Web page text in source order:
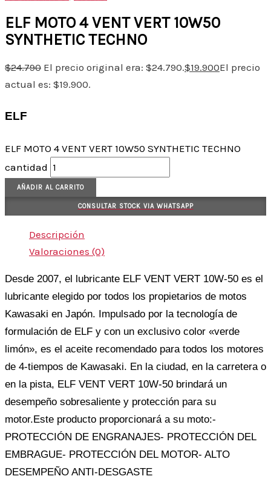
ELF MOTO 4 VENT VERT 10W50
SYNTHETIC TECHNO
$24.790 El precio original era: $24.790.$19.900El precio
actual es: $19.900.
ELF
ELF MOTO 4 VENT VERT 10W50 SYNTHETIC TECHNO
cantidad
AÑADIR AL CARRITO
CONSULTAR STOCK VIA WHATSAPP
Descripción
Valoraciones (0)
Desde 2007, el lubricante ELF VENT VERT 10W-50 es el
lubricante elegido por todos los propietarios de motos
Kawasaki en Japón. Impulsado por la tecnología de
formulación de ELF y con un exclusivo color «verde
limón», es el aceite recomendado para todos los motores
de 4-tiempos de Kawasaki. En la ciudad, en la carretera o
en la pista, ELF VENT VERT 10W-50 brindará un
desempeño sobresaliente y protección para su
motor.Este producto proporcionará a su moto:-
PROTECCIÓN DE ENGRANAJES- PROTECCIÓN DEL
EMBRAGUE- PROTECCIÓN DEL MOTOR- ALTO
DESEMPEÑO ANTI-DESGASTE